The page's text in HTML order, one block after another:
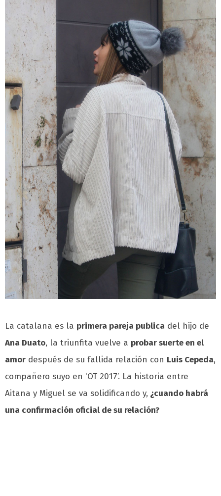
La catalana es la primera pareja publica del hijo de
Ana Duato, la triunfita vuelve a probar suerte en el
amor después de su fallida relación con Luis Cepeda,
compañero suyo en ‘OT 2017’. La historia entre
Aitana y Miguel se va solidificando y, ¿cuando habrá
una confirmación oficial de su relación?